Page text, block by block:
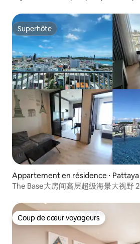
Superhôte
Superhôte
Appartement en résidence ⋅
The Base大房间高层超级海景大视野
Coup de cœur voyageurs
Coup de cœur voyageurs